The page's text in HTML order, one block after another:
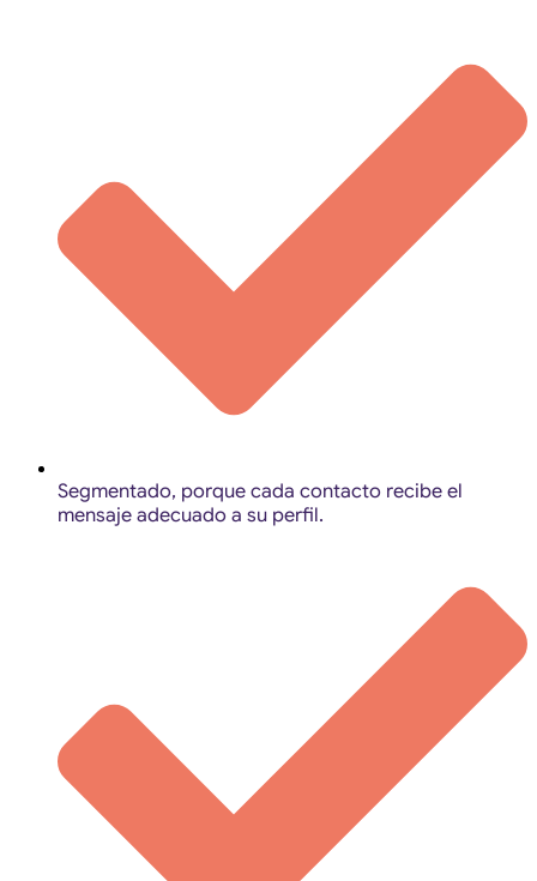
Segmentado, porque cada contacto recibe el
mensaje adecuado a su perfil.